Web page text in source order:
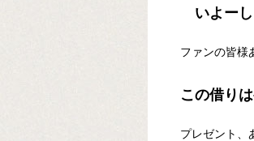
いよーし
ファンの皆様
この借り
プレゼント、